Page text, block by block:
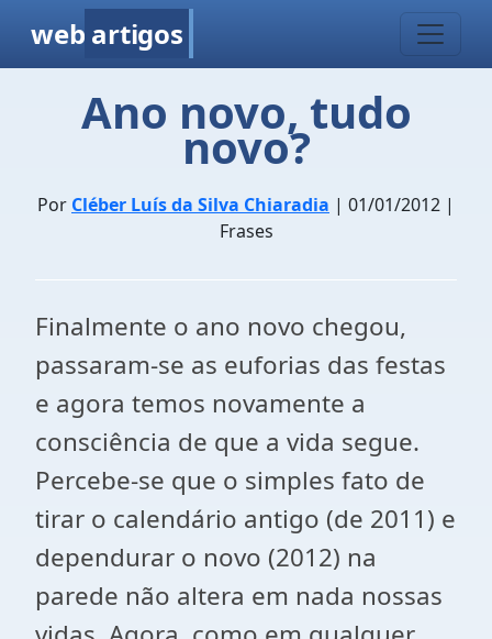
web artigos
Ano novo, tudo
novo?
Por Cléber Luís da Silva Chiaradia | 01/01/2012 |
Frases
Finalmente o ano novo chegou,
passaram-se as euforias das festas
e agora temos novamente a
consciência de que a vida segue.
Percebe-se que o simples fato de
tirar o calendário antigo (de 2011) e
dependurar o novo (2012) na
parede não altera em nada nossas